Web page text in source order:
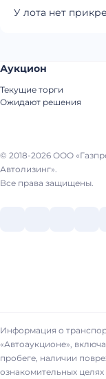
У лота нет
© 2018-2026 ООО
Автолизинг».
Все права защищены.
Аукцион
Текущие торги
Ожидают решения
Информация о
«Автоаукционе»,
пробеге, наличии
ознакомительных